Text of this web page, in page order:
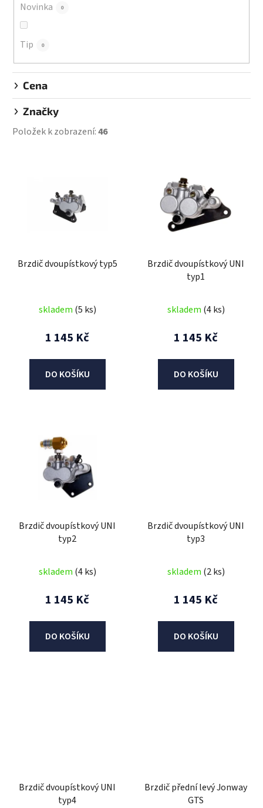
Novinka 0
Tip 0
Cena
Značky
Položek k zobrazení:46
Brzdič dvoupístkový typ5
skladem (5 ks)
1 145 Kč
DO KOŠÍKU
Brzdič dvoupístkový UNI
typ1
skladem (4 ks)
1 145 Kč
DO KOŠÍKU
Brzdič dvoupístkový UNI
typ2
skladem (4 ks)
1 145 Kč
DO KOŠÍKU
Brzdič dvoupístkový UNI
typ3
skladem (2 ks)
1 145 Kč
DO KOŠÍKU
Brzdič dvoupístkový UNI
typ4
Brzdič přední levý Jonway
GTS